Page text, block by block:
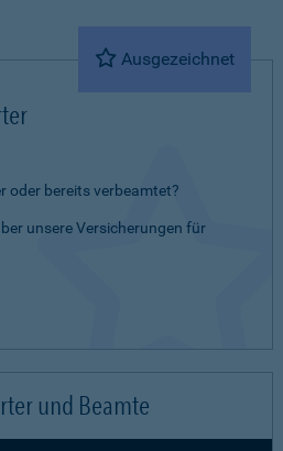
Ausgezeichnet
oder bereits verbeamtet?
unsere Versicherungen für
und Beamte